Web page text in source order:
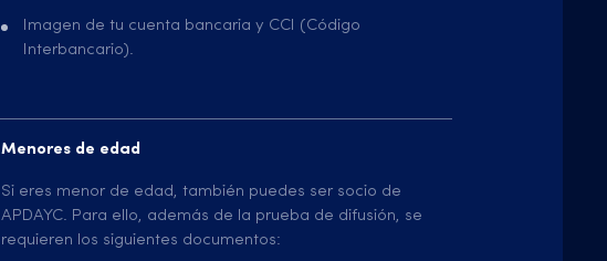
Imagen de tu cuenta bancaria y CCI (Código
Interbancario).
Menores de edad
Si eres menor de edad, también puedes ser socio de
APDAYC. Para ello, además de la prueba de difusión, se
requieren los siguientes documentos: